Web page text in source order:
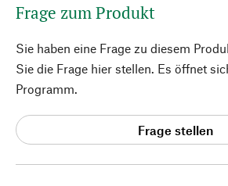
Frage zum Produkt
Sie haben eine Frage zu diesem
Sie die Frage hier stellen. Es öffnet
Programm.
Frage stellen